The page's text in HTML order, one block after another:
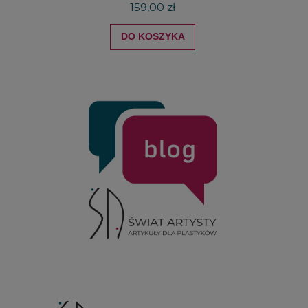
159,00 zł
DO KOSZYKA